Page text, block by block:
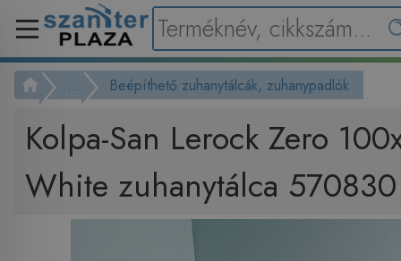
... Beépíthető zuhanytálcák, zuhanypadlók
Kolpa-San Lerock Zero
White zuhanytálca 570830